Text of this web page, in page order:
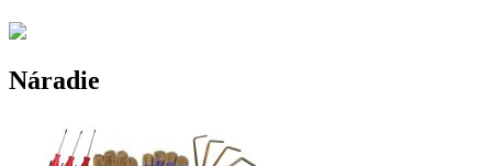
Náradie